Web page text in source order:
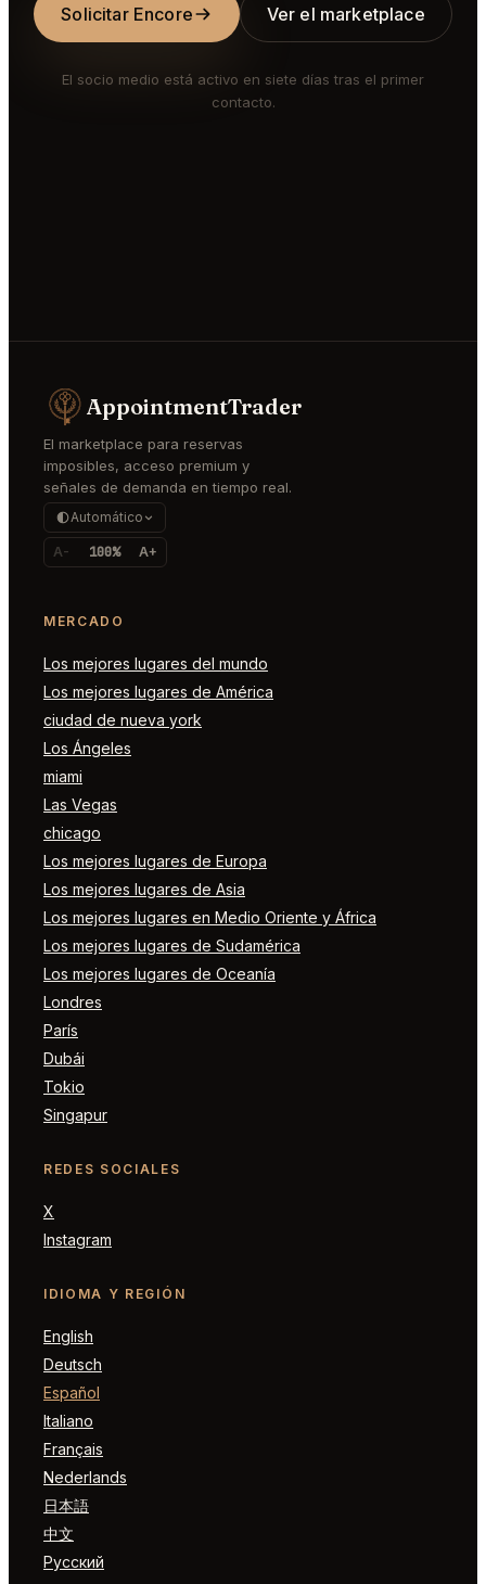
Solicitar Encore Ver el marketplace
El socio medio está activo en siete días tras el primer
contacto.
AppointmentTrader
El marketplace para reservas
imposibles, acceso premium y
señales de demanda en tiempo real.
Automático
A- 100% A+
MERCADO
Los mejores lugares del mundo
Los mejores lugares de América
ciudad de nueva york
Los Ángeles
miami
Las Vegas
chicago
Los mejores lugares de Europa
Los mejores lugares de Asia
Los mejores lugares en Medio Oriente y África
Los mejores lugares de Sudamérica
Los mejores lugares de Oceanía
Londres
París
Dubái
Tokio
Singapur
REDES SOCIALES
X
Instagram
IDIOMA Y REGIÓN
English
Deutsch
Español
Italiano
Français
Nederlands
日本語
中文
Русский